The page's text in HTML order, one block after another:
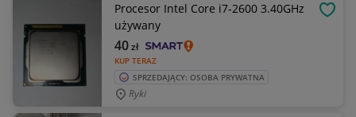
Procesor Intel Core i7-2600 3.40GHz
używany
KUP TERAZ
40zł
SPRZEDAJĄCY: OSOBA PRYWATNA
Ryki